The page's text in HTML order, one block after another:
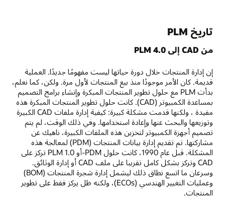
تاريخ PLM
من CAD إلى PLM 4.0
إن إدارة المنتجات خلال دورة حياتها ليست مفهومًا جديدًا. العملية
قديمة. كان الأمر موجودًا منذ بيع المنتجات لأول مرة. ولكن، كما نعلم،
بدأت PLM مع حلول تطوير المنتجات المبكرة وإنشاء برامج التصميم
بمساعدة الكمبيوتر (CAD). كانت حلول تطوير المنتجات المبكرة هذه
مفيدة ، ولكنها قدمت مشكلة كبيرة: كيفية إدارة ملفات CAD الكبيرة
وتوزيعها والبحث عنها وإعادة استخدامها. وفي ذلك الوقت، لم يتم
تصميم أجهزة الكمبيوتر لتخزين هذه الملفات الكبيرة، ناهيك عن
مشاركتها. تم تقديم إدارة بيانات المنتجات (PDM) لمعالجة هذه
المشكلة. قبل عام 1990، كانت حلول PDM-أو PLM 1.0 تركز على
CAD وتركز بشكل كامل تقريبا على ملف CAD أو إدارة الوثائق.
وسرعان ما اتسع نطاق ذلك ليشمل إدارة شجرة المنتجات (BOM)
وعمليات التغيير الهندسي (ECOs)، ولكنه ظل يركز فقط على تطوير
المنتجات.